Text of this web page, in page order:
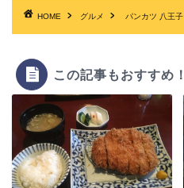
HOME グルメ パンカツ 八王子
この記事もおすすめ！